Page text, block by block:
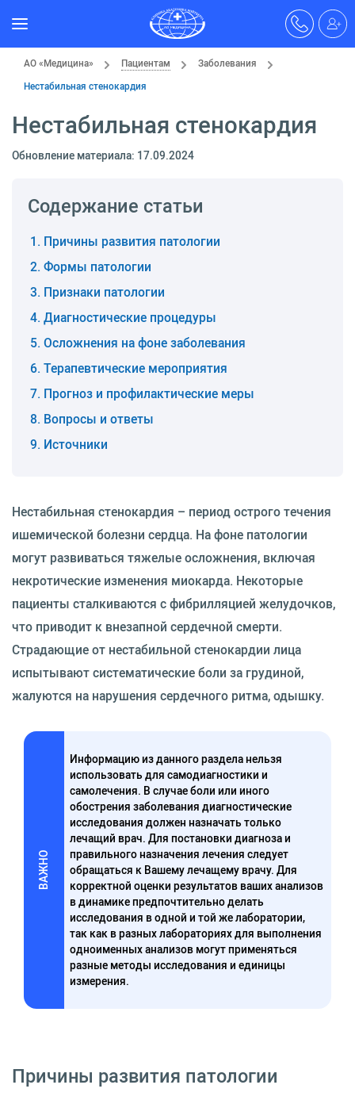
АО «Медицина» Пациентам
Заболевания
Нестабильная стенокардия
Нестабильная стенокардия
Обновление материала: 17.09.2024
Содержание статьи
Причины развития патологии
Формы патологии
Признаки патологии
Диагностические процедуры
Осложнения на фоне заболевания
Терапевтические мероприятия
Прогноз и профилактические меры
Вопросы и ответы
Источники
Нестабильная стенокардия – период острого течения
ишемической болезни сердца. На фоне патологии
могут развиваться тяжелые осложнения, включая
некротические изменения миокарда. Некоторые
пациенты сталкиваются с фибрилляцией желудочков,
что приводит к внезапной сердечной смерти.
Страдающие от нестабильной стенокардии лица
испытывают систематические боли за грудиной,
жалуются на нарушения сердечного ритма, одышку.
ВАЖНО
Информацию из данного раздела нельзя
использовать для самодиагностики и
самолечения. В случае боли или иного
обострения заболевания диагностические
исследования должен назначать только
лечащий врач. Для постановки диагноза и
правильного назначения лечения следует
обращаться к Вашему лечащему врачу. Для
корректной оценки результатов ваших анализов
в динамике предпочтительно делать
исследования в одной и той же лаборатории,
так как в разных лабораториях для выполнения
одноименных анализов могут применяться
разные методы исследования и единицы
измерения.
Причины развития патологии